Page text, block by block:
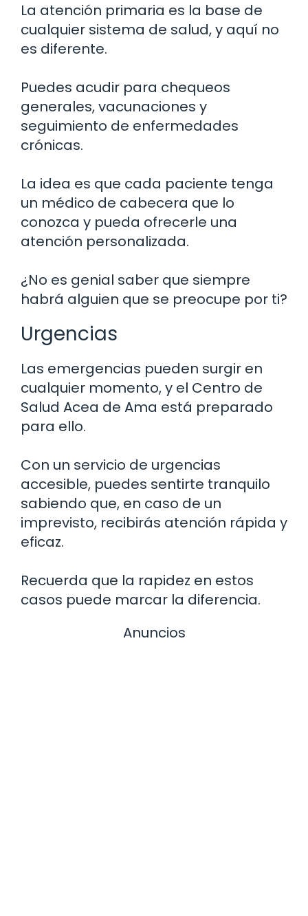
La atención primaria es la base de
cualquier sistema de salud, y aquí no
es diferente.
Puedes acudir para chequeos
generales, vacunaciones y
seguimiento de enfermedades
crónicas.
La idea es que cada paciente tenga
un médico de cabecera que lo
conozca y pueda ofrecerle una
atención personalizada.
¿No es genial saber que siempre
habrá alguien que se preocupe por ti?
Urgencias
Las emergencias pueden surgir en
cualquier momento, y el Centro de
Salud Acea de Ama está preparado
para ello.
Con un servicio de urgencias
accesible, puedes sentirte tranquilo
sabiendo que, en caso de un
imprevisto, recibirás atención rápida y
eficaz.
Recuerda que la rapidez en estos
casos puede marcar la diferencia.
Anuncios